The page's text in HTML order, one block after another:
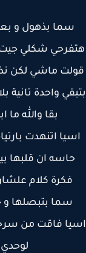
سما بذهول و بعض
شكلي جيت
ماشي لكن
واحدة تانية
بقا والله ما
اتنهدت
حاسه ان قلبها
فكرة كلام علشان
سما بتبصلها و
فاقت من
لوحدي